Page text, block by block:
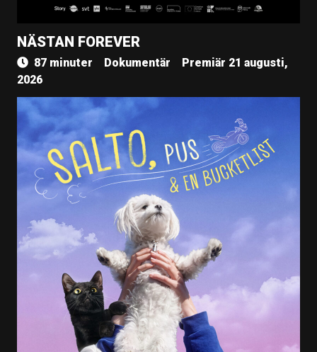
NÄSTAN FOREVER
87 minuter Dokumentär
Premiär 21 augusti,
2026